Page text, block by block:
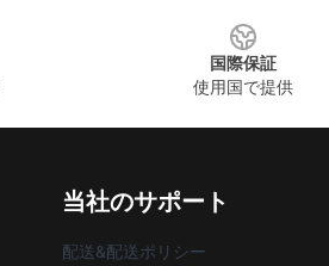
国際保証
使用国で提供
当社のサポート
配送&配送ポリシー